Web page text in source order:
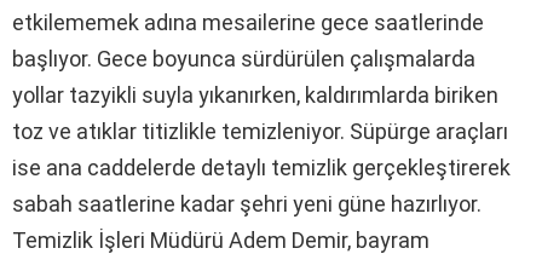
etkilememek adına mesailerine gece saatlerinde
başlıyor. Gece boyunca sürdürülen çalışmalarda
yollar tazyikli suyla yıkanırken, kaldırımlarda biriken
toz ve atıklar titizlikle temizleniyor. Süpürge araçları
ise ana caddelerde detaylı temizlik gerçekleştirerek
sabah saatlerine kadar şehri yeni güne hazırlıyor.
Temizlik İşleri Müdürü Adem Demir, bayram